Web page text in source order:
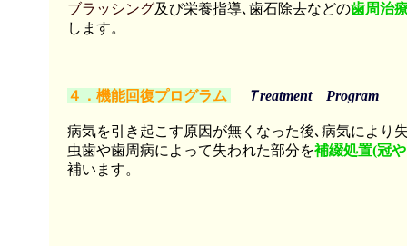
ブラッシング及び栄養指導､歯石除去などの歯周治
します。
４．機能回復プログラム Ｔreatment Program
病気を引き起こす原因が無くなった後､病気により
虫歯や歯周病によって失われた部分を補綴処置(冠
補います。